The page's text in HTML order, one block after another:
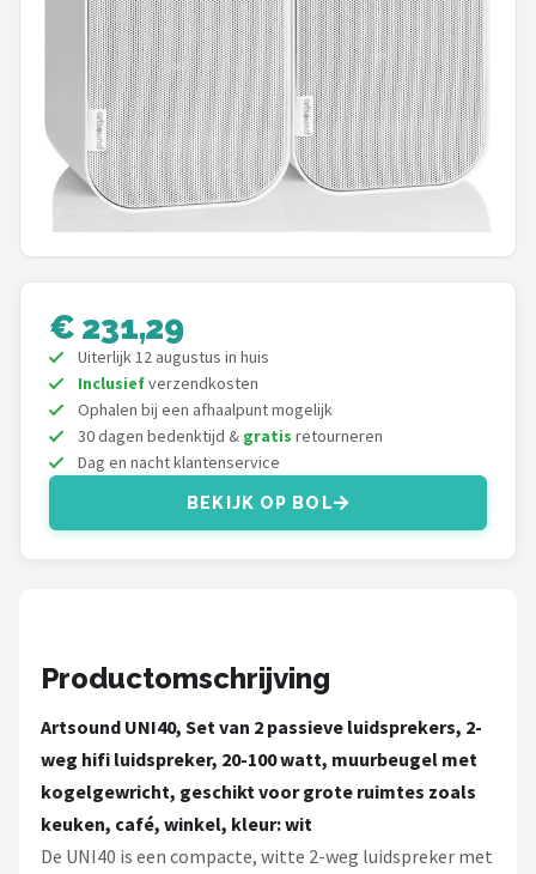
Soundskins
Teufel
ArtSound
JBL
AquaSound
Fenton
Dali
Ultimea
Alle merken →
€ 231,29
Uiterlijk 12 augustus in huis
Inclusiefverzendkosten
Ophalen bij een afhaalpunt mogelijk
30 dagen bedenktijd & gratis retourneren
Dag en nacht klantenservice
BEKIJK OP BOL
Productomschrijving
Artsound UNI40, Set van 2 passieve luidsprekers, 2-
weg hifi luidspreker, 20-100 watt, muurbeugel met
kogelgewricht, geschikt voor grote ruimtes zoals
keuken, café, winkel, kleur: wit
De UNI40 is een compacte, witte 2-weg luidspreker met